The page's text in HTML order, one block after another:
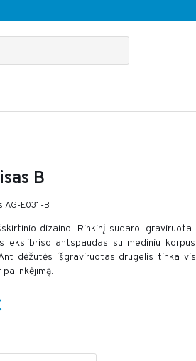
B
E031-B
dizaino. Rinkinį sudaro:
ekslibriso antspaudas su mediniu
dėžutės išgraviruotas drugelis tinka
palinkėjimą.